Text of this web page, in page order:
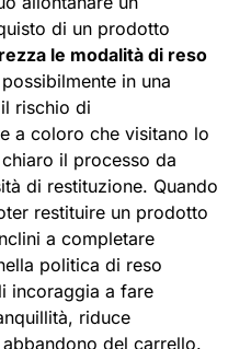
di un prodotto
le modalità di reso
in una
rischio di
a coloro che visitano lo
il processo da
di restituzione. Quando
restituire un prodotto
a completare
politica di reso
incoraggia a fare
riduce
del carrello.​